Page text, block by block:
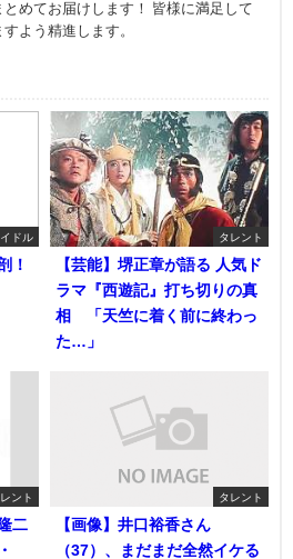
めてお届けします！ 皆様に満足して
よう精進します。
ドル
！
タレント
【芸能】堺正章が語る 人気ド
ラマ『西遊記』打ち切りの真
相 「天竺に着く前に終わっ
た…」
ント
二
タレント
【画像】井口裕香さん
（37）、まだまだ全然イケる